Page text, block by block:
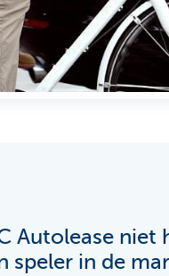
Autolease niet
speler in de